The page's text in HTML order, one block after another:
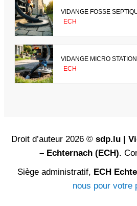
VIDANGE FOSSE
ECH
VIDANGE MICRO STATION
ECH
Droit d’auteur 2026 © sdp.lu |
– Echternach (ECH).
Siège administratif, ECH
nous pour votre